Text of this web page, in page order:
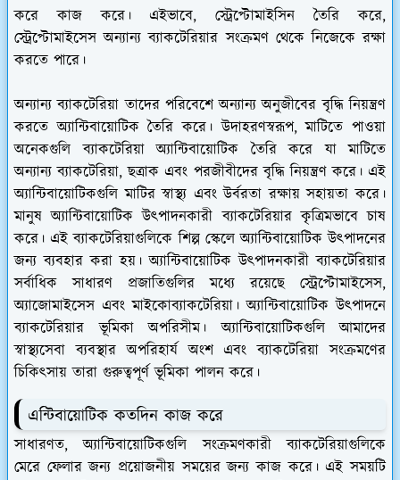
করে কাজ করে। এইভাবে, স্ট্রেপ্টোমাইসিন তৈরি করে,
স্ট্রেপ্টোমাইসেস অন্যান্য ব্যাকটেরিয়ার সংক্রমণ থেকে নিজেকে রক্ষা
করতে পারে।
অন্যান্য ব্যাকটেরিয়া তাদের পরিবেশে অন্যান্য অনুজীবের বৃদ্ধি নিয়ন্ত্রণ
করতে অ্যান্টিবায়োটিক তৈরি করে। উদাহরণস্বরূপ, মাটিতে পাওয়া
অনেকগুলি ব্যাকটেরিয়া অ্যান্টিবায়োটিক তৈরি করে যা মাটিতে
অন্যান্য ব্যাকটেরিয়া, ছত্রাক এবং পরজীবীদের বৃদ্ধি নিয়ন্ত্রণ করে। এই
অ্যান্টিবায়োটিকগুলি মাটির স্বাস্থ্য এবং উর্বরতা রক্ষায় সহায়তা করে।
মানুষ অ্যান্টিবায়োটিক উৎপাদনকারী ব্যাকটেরিয়ার কৃত্রিমভাবে চাষ
করে। এই ব্যাকটেরিয়াগুলিকে শিল্প স্কেলে অ্যান্টিবায়োটিক উৎপাদনের
জন্য ব্যবহার করা হয়। অ্যান্টিবায়োটিক উৎপাদনকারী ব্যাকটেরিয়ার
সর্বাধিক সাধারণ প্রজাতিগুলির মধ্যে রয়েছে স্ট্রেপ্টোমাইসেস,
অ্যাজোমাইসেস এবং মাইকোব্যাকটেরিয়া। অ্যান্টিবায়োটিক উৎপাদনে
ব্যাকটেরিয়ার ভূমিকা অপরিসীম। অ্যান্টিবায়োটিকগুলি আমাদের
স্বাস্থ্যসেবা ব্যবস্থার অপরিহার্য অংশ এবং ব্যাকটেরিয়া সংক্রমণের
চিকিৎসায় তারা গুরুত্বপূর্ণ ভূমিকা পালন করে।
এন্টিবায়োটিক কতদিন কাজ করে
সাধারণত, অ্যান্টিবায়োটিকগুলি সংক্রমণকারী ব্যাকটেরিয়াগুলিকে
মেরে ফেলার জন্য প্রয়োজনীয় সময়ের জন্য কাজ করে। এই সময়টি